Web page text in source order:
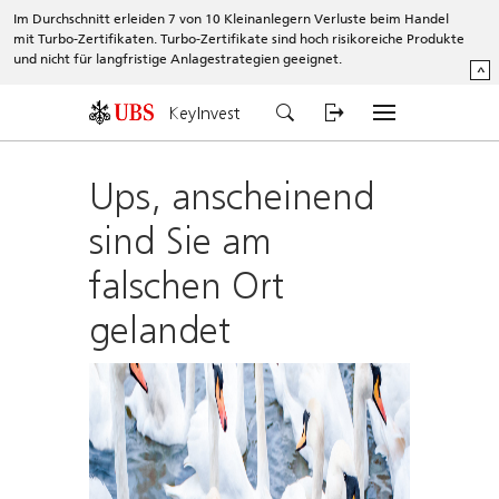
Im Durchschnitt erleiden 7 von 10 Kleinanlegern Verluste beim Handel
mit Turbo-Zertifikaten. Turbo-Zertifikate sind hoch risikoreiche Produkte
und nicht für langfristige Anlagestrategien geeignet.
^
KeyInvest
Ups, anscheinend
sind Sie am
falschen Ort
gelandet